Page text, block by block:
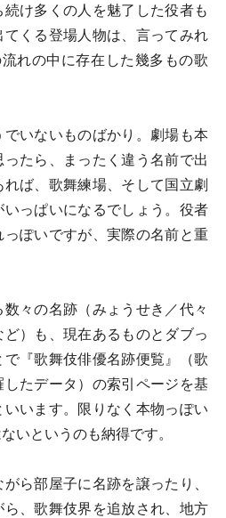
け多くの人を魅了した役者も
くる登場人物は、言ってみれ
れの中に存在した幾多もの歌
いないものばかり。劇場も本
たら、まったく違う名前で出
ば、歌舞練場、そして国立劇
っぱいになるでしょう。役者
ぽいですが、実際の名前と重
々の名跡（みょうせき／代々
）も、現在あるものとダブっ
『歌舞伎俳優名跡便覧』（歌
たデータ）の索引ページを基
います。限りなく本物っぽい
いというのも納得です。
ら部屋子に名跡を譲ったり、
、歌舞伎界を追放され、地方